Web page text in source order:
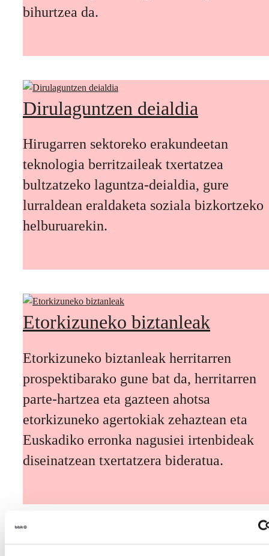
bihurtzea da.
Dirulaguntzen deialdia
Hirugarren sektoreko erakundeetan
teknologia berritzaileak txertatzea
bultzatzeko laguntza-deialdia, gure
lurraldean eraldaketa soziala bizkortzeko
helburuarekin.
Etorkizuneko biztanleak
Etorkizuneko biztanleak herritarren
prospektibarako gune bat da, herritarren
parte-hartzea eta gazteen ahotsa
etorkizuneko agertokiak zehaztean eta
Euskadiko erronka nagusiei irtenbideak
diseinatzean txertatzera bideratua.